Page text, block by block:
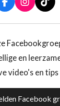
F
a
c
b
o
k
I
n
s
a
r
a
T
i
k
o
en
video's en
Facebook